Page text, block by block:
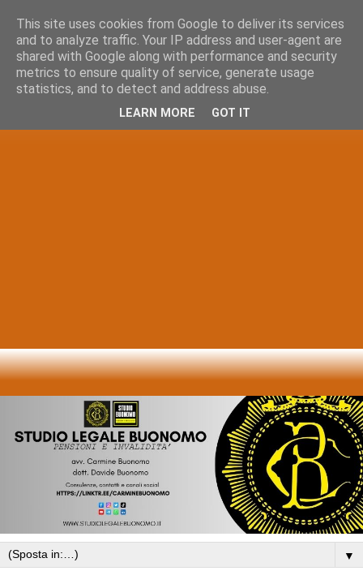
▼
This site uses cookies from Google to deliver its services
and to analyze traffic. Your IP address and user-agent are
shared with Google along with performance and security
metrics to ensure quality of service, generate usage
statistics, and to detect and address abuse.
LEARN MORE GOT IT